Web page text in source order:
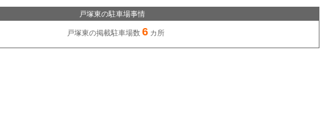
戸塚東の駐車場事情
戸塚東の掲載駐車場数 6 カ所